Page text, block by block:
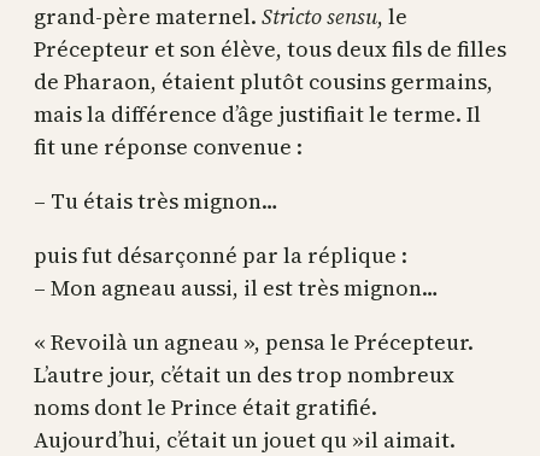
grand-père maternel. Stricto sensu, le
Précepteur et son élève, tous deux fils de filles
de Pharaon, étaient plutôt cousins germains,
mais la différence d’âge justifiait le terme. Il
fit une réponse convenue :
– Tu étais très mignon…
puis fut désarçonné par la réplique :
– Mon agneau aussi, il est très mignon…
« Revoilà un agneau », pensa le Précepteur.
L’autre jour, c’était un des trop nombreux
noms dont le Prince était gratifié.
Aujourd’hui, c’était un jouet qu »il aimait.